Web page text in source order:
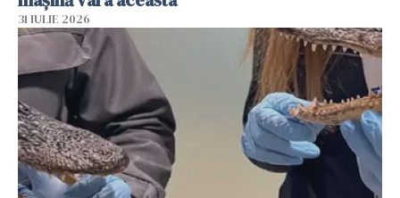
31 IULIE 2026